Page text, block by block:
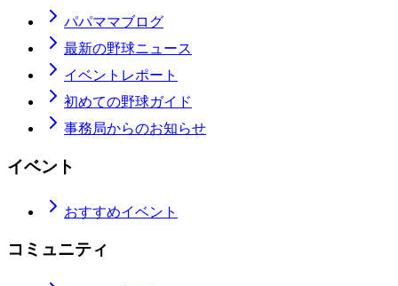
パパママブログ
最新の野球ニュース
イベントレポート
初めての野球ガイド
事務局からのお知らせ
イベント
おすすめイベント
コミュニティ